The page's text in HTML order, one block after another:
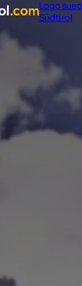
Logo
Südtirol